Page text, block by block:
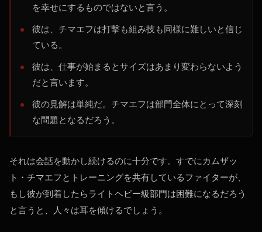
を幸せにするものではないと言う。
彼は、チマエフは打撃も組み技も同様に難しいと信じ
ている。
彼は、仕事が始まるとサイズはあまり変わらないよう
だと言います。
彼の見解は単純だ。チマエフは部門全体にとって深刻
な問題となるだろう。
それは会話を動かし続けるのに十分です。すでにカムザッ
ト・チマエフとトレーニングを共有しているファイターが、
もし彼が到着したらライトヘビー級部門は困難になるだろう
と言うと、人々は耳を傾けるでしょう。